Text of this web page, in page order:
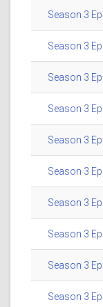
Season 3
Season 3
Season 3
Season 3
Season 3
Season 3
Season 3
Season 3
Season 3
Season 3